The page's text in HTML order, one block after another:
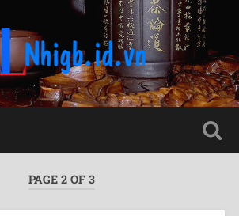
PAGE 2 OF 3